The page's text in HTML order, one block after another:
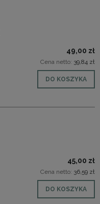
49,00 zł
Cena netto: 39,84 zł
DO KOSZYKA
45,00 zł
Cena netto: 36,59 zł
DO KOSZYKA